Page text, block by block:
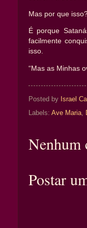
Mas por que
É porque
facilmente
isso.
“Mas as Minhas
Posted by Israel
Labels: Ave Maria
Nenhum
Postar